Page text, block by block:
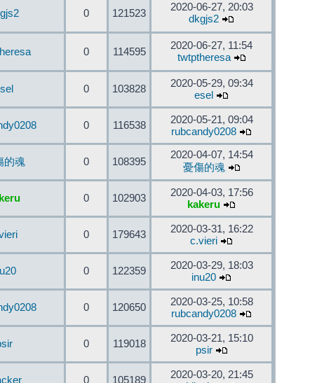
0 121523
2020-06-27, 20:03
dkgjs2
0 114595
2020-06-27, 11:54
twtptheresa
0 103828
2020-05-29, 09:34
esel
0 116538
2020-05-21, 09:04
rubcandy0208
的魂 0 108395
2020-04-07, 14:54
憂傷的魂
0 102903
2020-04-03, 17:56
kakeru
0 179643
2020-03-31, 16:22
c.vieri
0 122359
2020-03-29, 18:03
inu20
0 120650
2020-03-25, 10:58
rubcandy0208
0 119018
2020-03-21, 15:10
psir
0 105189
2020-03-20, 21:45